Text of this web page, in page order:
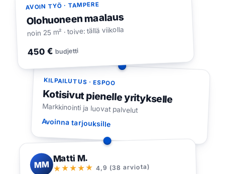
AVOIN TYÖ · TAMPERE
Olohuoneen maalaus
noin 25 m² · toive: tällä viikolla
450 €budjetti
KILPAILUTUS · ESPOO
Kotisivut pienelle yritykselle
Markkinointi ja luovat palvelut
Avoinna tarjouksille
MM
Matti M.
★★★★★4,9 (38 arviota)